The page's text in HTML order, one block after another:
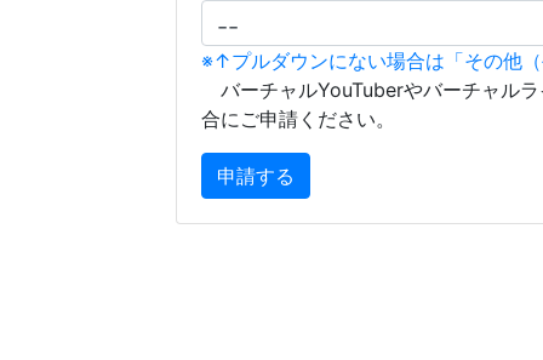
※↑プルダウンにない場合は「その他
バーチャルYouTuberやバーチャル
合にご申請ください。
申請する